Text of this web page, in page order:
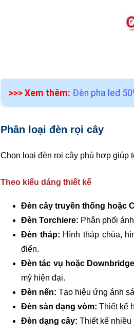
>>> Xem thêm: Đèn pha led
Phân loại đèn rọi cây
Chọn loại đèn rọi cây phù hợp giúp
Theo kiểu dáng thiết kế
Đèn cây truyền thống hoặc
Đèn Torchiere: Phân phối
Đèn tháp: Hình tháp chùa,
điển.
Đèn tác vụ hoặc Downbridge
mỹ hiện đại.
Đèn nến:Tạo hiệu ứng ánh
Đèn sàn dạng vòm:Thiết kế
Đèn dạng cây: Thiết kế nhiều